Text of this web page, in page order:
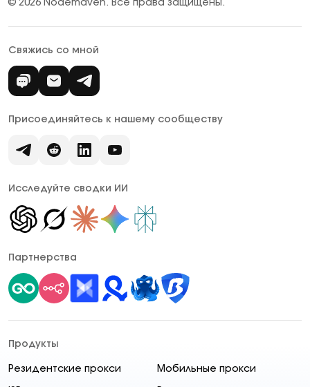
© 2026 Nodemaven. Все права защищены.
Свяжись со мной
Присоединяйтесь к нашему сообществу
Исследуйте сводки ИИ
Партнерства
Продукты
Резидентские прокси Мобильные прокси